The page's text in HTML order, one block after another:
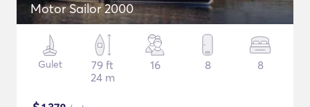
Motor Sailor 2000
Gulet
79 ft
24 m
16 8 8